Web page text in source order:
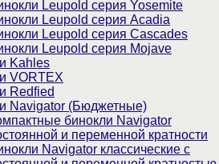
Leupold серия Yosemite
Leupold серия Acadia
Leupold серия Cascades
Leupold серия Mojave
Kahles
VORTEX
Redfied
Navigator (Бюджетные)
бинокли Navigator
и переменной кратности
Navigator классические с